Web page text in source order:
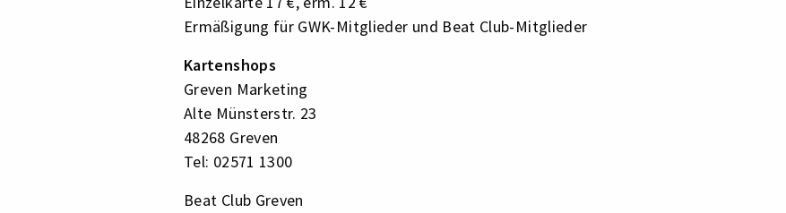
Ermäßigung für GWK-Mitglieder und Beat Club-Mitglieder
Kartenshops
Greven Marketing
Alte Münsterstr. 23
48268 Greven
Tel: 02571 1300
Beat Club Greven